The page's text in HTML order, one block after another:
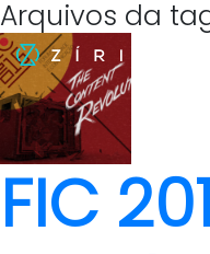
Arquivos da
FIC